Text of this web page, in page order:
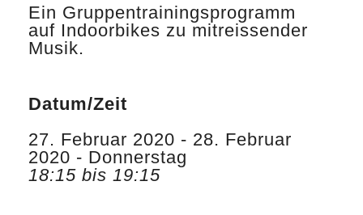
Ein Gruppentrainingsprogramm
auf Indoorbikes zu mitreissender
Musik.
Datum/Zeit
27. Februar 2020 - 28. Februar
2020 - Donnerstag
18:15 bis 19:15